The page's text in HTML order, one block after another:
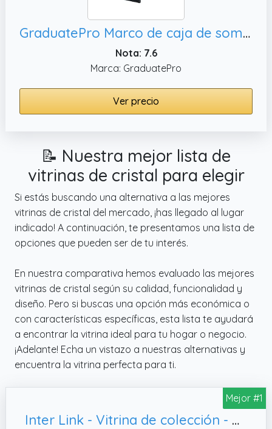
GraduatePro Marco de caja de sombra de Shadow Box 28x35cm Vitrina con parte Trasera de Lino, Ramo de Fotos Memorabilia-Negro
Nota: 7.6
Marca: GraduatePro
Ver precio
📝 Nuestra mejor lista de
vitrinas de cristal para elegir
Si estás buscando una alternativa a las mejores
vitrinas de cristal del mercado, ¡has llegado al lugar
indicado! A continuación, te presentamos una lista de
opciones que pueden ser de tu interés.
En nuestra comparativa hemos evaluado las mejores
vitrinas de cristal según su calidad, funcionalidad y
diseño. Pero si buscas una opción más económica o
con características específicas, esta lista te ayudará
a encontrar la vitrina ideal para tu hogar o negocio.
¡Adelante! Echa un vistazo a nuestras alternativas y
encuentra la vitrina perfecta para ti.
Mejor #1
Inter Link - Vitrina de colección - Vitrina - Estantería de pared - Vitrina de cristal - Estantería de pared - Estantería colgante - MDF - Blanco (80x60x9.5cm) Compilati